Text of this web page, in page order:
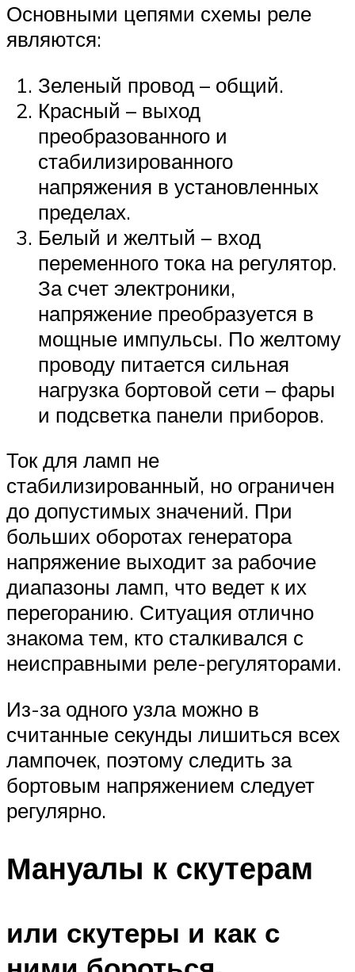
Основными цепями схемы реле
являются:
Зеленый провод – общий.
Красный – выход
преобразованного и
стабилизированного
напряжения в установленных
пределах.
Белый и желтый – вход
переменного тока на регулятор.
За счет электроники,
напряжение преобразуется в
мощные импульсы. По желтому
проводу питается сильная
нагрузка бортовой сети – фары
и подсветка панели приборов.
Ток для ламп не
стабилизированный, но ограничен
до допустимых значений. При
больших оборотах генератора
напряжение выходит за рабочие
диапазоны ламп, что ведет к их
перегоранию. Ситуация отлично
знакома тем, кто сталкивался с
неисправными реле-регуляторами.
Из-за одного узла можно в
считанные секунды лишиться всех
лампочек, поэтому следить за
бортовым напряжением следует
регулярно.
Мануалы к скутерам
или скутеры и как с